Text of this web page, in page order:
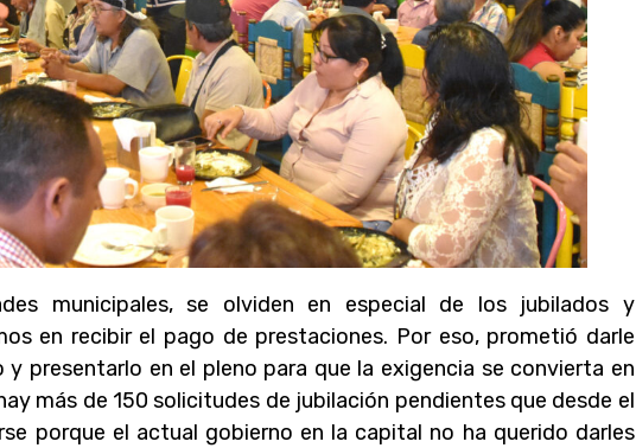
municipales, se olviden en especial de los jubilados y
en recibir el pago de prestaciones. Por eso, prometió darle
presentarlo en el pleno para que la exigencia se convierta en
más de 150 solicitudes de jubilación pendientes que desde el
porque el actual gobierno en la capital no ha querido darles